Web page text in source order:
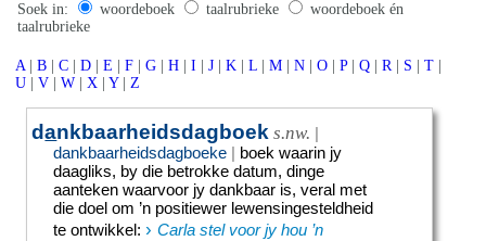
Soek in: woordeboek taalrubrieke
woordeboek én
taalrubrieke
A | B | C | D | E | F | G | H | I | J | K | L | M | N | O | P | Q | R | S | T |
U | V | W | X | Y | Z
dankbaarheidsdagboek s.nw. |
dankbaarheidsdagboeke | boek waarin jy
daagliks, by die betrokke datum, dinge
aanteken waarvoor jy dankbaar is, veral met
die doel om ’n positiewer lewensingesteldheid
te ontwikkel:› Carla stel voor jy hou ’n